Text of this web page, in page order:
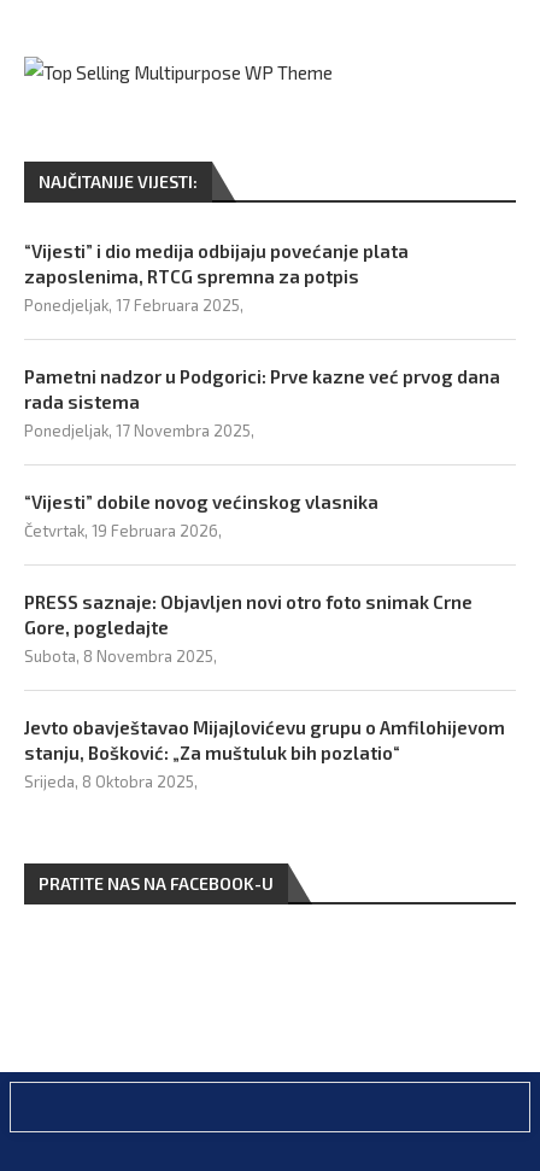
NAJČITANIJE VIJESTI:
“Vijesti” i dio medija odbijaju povećanje plata
zaposlenima, RTCG spremna za potpis
Ponedjeljak, 17 Februara 2025,
Pametni nadzor u Podgorici: Prve kazne već prvog dana
rada sistema
Ponedjeljak, 17 Novembra 2025,
“Vijesti” dobile novog većinskog vlasnika
Četvrtak, 19 Februara 2026,
PRESS saznaje: Objavljen novi otro foto snimak Crne
Gore, pogledajte
Subota, 8 Novembra 2025,
Jevto obavještavao Mijajlovićevu grupu o Amfilohijevom
stanju, Bošković: „Za muštuluk bih pozlatio“
Srijeda, 8 Oktobra 2025,
PRATITE NAS NA FACEBOOK-U